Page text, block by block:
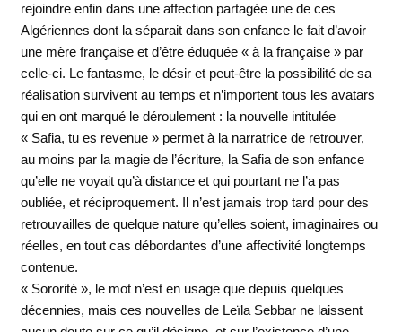
rejoindre enfin dans une affection partagée une de ces
Algériennes dont la séparait dans son enfance le fait d’avoir
une mère française et d’être éduquée « à la française » par
celle-ci. Le fantasme, le désir et peut-être la possibilité de sa
réalisation survivent au temps et n’importent tous les avatars
qui en ont marqué le déroulement : la nouvelle intitulée
« Safia, tu es revenue » permet à la narratrice de retrouver,
au moins par la magie de l’écriture, la Safia de son enfance
qu’elle ne voyait qu’à distance et qui pourtant ne l’a pas
oubliée, et réciproquement. Il n’est jamais trop tard pour des
retrouvailles de quelque nature qu’elles soient, imaginaires ou
réelles, en tout cas débordantes d’une affectivité longtemps
contenue.
« Sororité », le mot n’est en usage que depuis quelques
décennies, mais ces nouvelles de Leïla Sebbar ne laissent